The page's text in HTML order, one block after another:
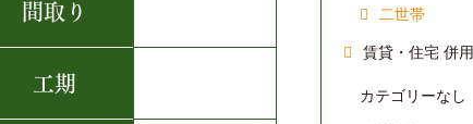
間取り
工期
二世帯
賃貸・住宅 併用
カテゴリーなし